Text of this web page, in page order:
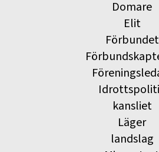
Domare
Elit
Förbundet
kansliet
Läger
landslag